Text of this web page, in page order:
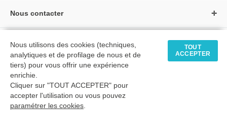
Créer un compte
★ Avis clients vérifiés
Livraisons et retours
Tarifs négociés
Comment passer commande
Mon compte
Nous contacter
Formulaire de contact
Siège social
Tous nos livres
Livres petite enfance
Livres maternelle
Livres élémentaire
Livres collège
© 2026 - LIRE DEMAIN
C.G.U | C.G.V | Plan du site
Nous utilisons des cookies (techniques,
analytiques et de profilage de nous et de
tiers) pour vous offrir une expérience
enrichie.
Cliquer sur "TOUT ACCEPTER" pour
accepter l'utilisation ou vous pouvez
paramétrer les cookies.
TOUT
ACCEPTER